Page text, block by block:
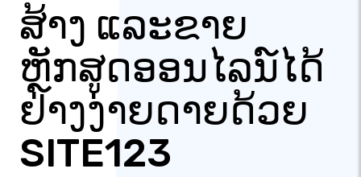
ສ້າງ ແລະຂາຍ
ຫຼັກສູດອອນໄລນ໌ໄດ້
ຢ່າງງ່າຍດາຍດ້ວຍ
SITE123